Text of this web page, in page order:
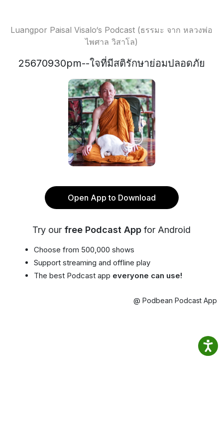
Luangpor Paisal Visalo‘s Podcast (ธรรมะ จาก หลวงพ่อ
ไพศาล วิสาโล)
25670930pm--ใจที่มีสติรักษาย่อมปลอดภัย
Open App to Download
Try our free Podcast App for Android
Choose from 500,000 shows
Support streaming and offline play
The best Podcast app everyone can use!
@ Podbean Podcast App